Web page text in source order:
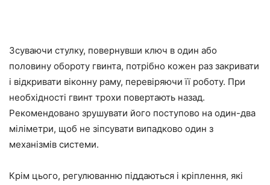
Зсуваючи стулку, повернувши ключ в один або
половину обороту гвинта, потрібно кожен раз закривати
і відкривати віконну раму, перевіряючиїї роботу. При
необхідності гвинт трохи повертають назад.
Рекомендовано зрушувати його поступово на один-два
міліметри, щоб не зіпсувати випадково один з
механізмів системи.
Крім цього, регулюванню піддаються і кріплення, які